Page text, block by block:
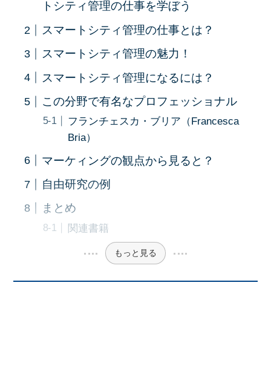
トシティ管理の仕事を学ぼう
スマートシティ管理の仕事とは？
スマートシティ管理の魅力！
スマートシティ管理になるには？
この分野で有名なプロフェッショナル
フランチェスカ・ブリア（Francesca
Bria）
マーケィングの観点から見ると？
自由研究の例
まとめ
関連書籍
もっと見る